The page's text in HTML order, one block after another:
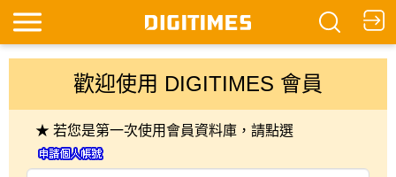
歡迎使用 DIGITIMES 會員
★ 若您是第一次使用會員資料庫，請點選